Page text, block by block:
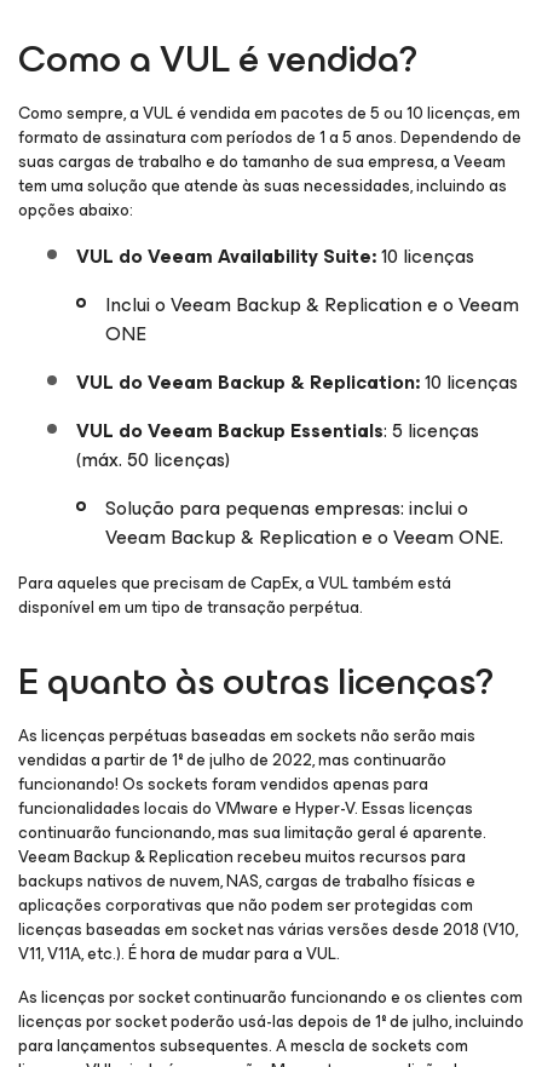
Como a VUL é vendida?
Como sempre, a VUL é vendida em pacotes de 5 ou 10 licenças, em
formato de assinatura com períodos de 1 a 5 anos. Dependendo de
suas cargas de trabalho e do tamanho de sua empresa, a Veeam
tem uma solução que atende às suas necessidades, incluindo as
opções abaixo:
VUL do Veeam Availability Suite:10 licenças
Inclui o Veeam Backup & Replication e o Veeam
ONE
VUL do Veeam Backup & Replication:10 licenças
VUL do Veeam Backup Essentials: 5 licenças
(máx. 50 licenças)
Solução para pequenas empresas: inclui o
Veeam Backup & Replication e o Veeam ONE.
Para aqueles que precisam de CapEx, a VUL também está
disponível em um tipo de transação perpétua.
E quanto às outras licenças?
As licenças perpétuas baseadas em sockets não serão mais
vendidas a partir de 1º de julho de 2022, mas continuarão
funcionando! Os sockets foram vendidos apenas para
funcionalidades locais do VMware e Hyper-V. Essas licenças
continuarão funcionando, mas sua limitação geral é aparente.
Veeam Backup & Replication recebeu muitos recursos para
backups nativos de nuvem, NAS, cargas de trabalho físicas e
aplicações corporativas que não podem ser protegidas com
licenças baseadas em socket nas várias versões desde 2018 (V10,
V11, V11A, etc.). É hora de mudar para a VUL.
As licenças por socket continuarão funcionando e os clientes com
licenças por socket poderão usá-las depois de 1º de julho, incluindo
para lançamentos subsequentes. A mescla de sockets com